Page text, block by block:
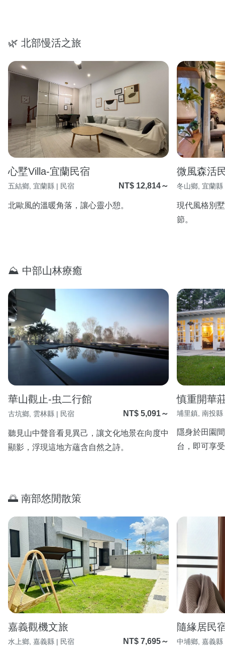
🌿 北部慢活之旅
心墅Villa-宜蘭民宿
五結鄉, 宜蘭縣 | 民宿 NT$ 12,814～
北歐風的溫暖角落，讓心靈小憩。
微風森活
冬山鄉, 宜蘭縣
現代風格別
節。
⛰ 中部山林療癒
華山觀止-虫二行館
古坑鄉, 雲林縣 | 民宿 NT$ 5,091～
聽見山中聲音看見異己，讓文化地景在向度中
顯影，浮現這地方蘊含自然之詩。
慎重開華
埔里鎮, 南投縣
隱身於田園
台，即可享
🌅 南部悠閒散策
嘉義觀機文旅
水上鄉, 嘉義縣 | 民宿 NT$ 7,695～
隨緣居民
中埔鄉, 嘉義縣